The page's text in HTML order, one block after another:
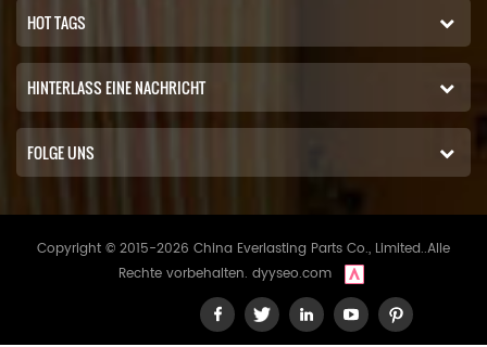
HOT TAGS
HINTERLASS EINE NACHRICHT
FOLGE UNS
Copyright © 2015-2026 China Everlasting Parts Co., Limited..Alle
Rechte vorbehalten. dyyseo.com